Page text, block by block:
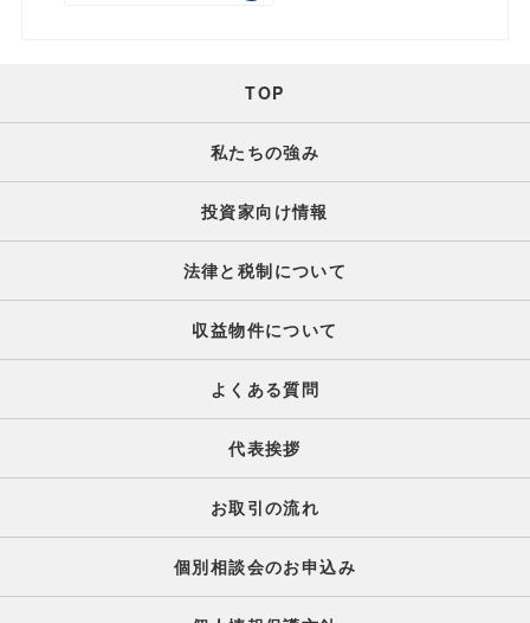
TOP
私たちの強み
投資家向け情報
法律と税制について
収益物件について
よくある質問
代表挨拶
お取引の流れ
個別相談会のお申込み